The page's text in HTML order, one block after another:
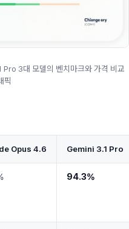
3대 모델의 벤치마크와 가격 비교
픽
Opus 4.6 Gemini 3.1 Pro
94.3%